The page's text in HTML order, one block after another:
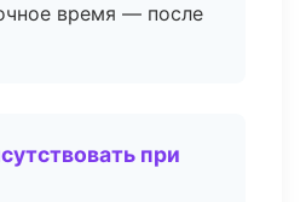
время — после
при